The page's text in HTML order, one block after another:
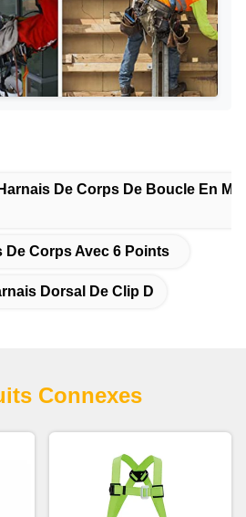
De Corps De Boucle En
De Corps Avec 6 Points
Dorsal De Clip D
Connexes